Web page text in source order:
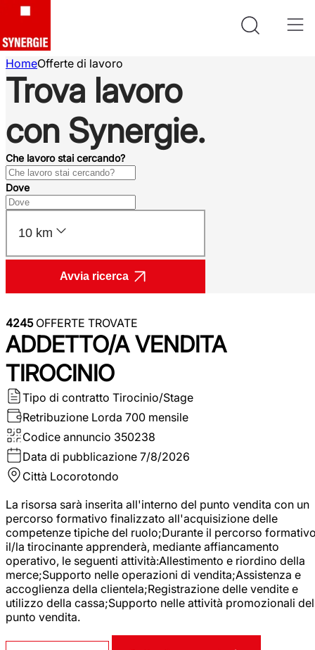
HomeOfferte di lavoro
Trova lavoro
con Synergie.
Che lavoro stai cercando?
Dove
10 km
Avvia ricerca
4245OFFERTE TROVATE
ADDETTO/A VENDITA
TIROCINIO
Tipo di contratto Tirocinio/Stage
Retribuzione Lorda 700 mensile
Codice annuncio 350238
Data di pubblicazione 7/8/2026
Città Locorotondo
La risorsa sarà inserita all'interno del punto vendita con un
percorso formativo finalizzato all'acquisizione delle
competenze tipiche del ruolo;Durante il percorso
il/la tirocinante apprenderà, mediante affiancamento
operativo, le seguenti attività:Allestimento e riordino della
merce;Supporto nelle operazioni di vendita;Assistenza e
accoglienza della clientela;Registrazione delle vendite e
utilizzo della cassa;Supporto nelle attività promozionali del
punto vendita.